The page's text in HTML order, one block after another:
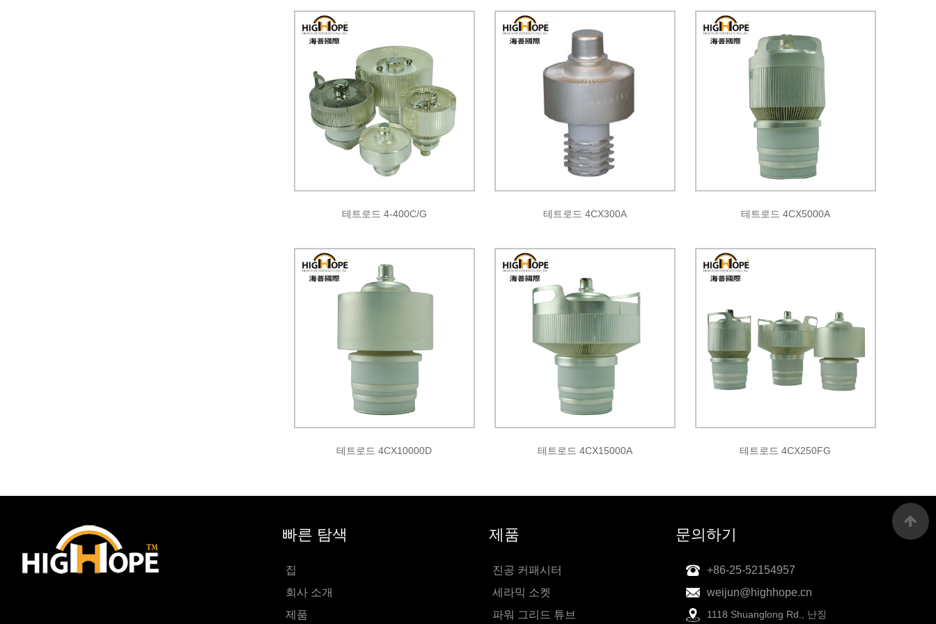
테트로드 4-400C/G 테트로드 4CX300A 테트로드 4CX5000A
테트로드 4CX10000D 테트로드 4CX15000A 테트로드 4CX250FG
빠른 탐색
집
회사 소개
제품
제품
진공 커패시터
세라믹 소켓
파워 그리드 튜브
문의하기
+86-25-52154957
weijun@highhope.cn
1118 Shuanglong Rd., 난징